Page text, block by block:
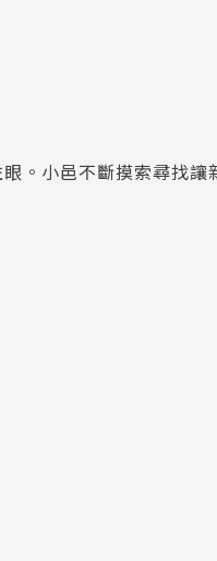
。小邑不斷摸索尋找